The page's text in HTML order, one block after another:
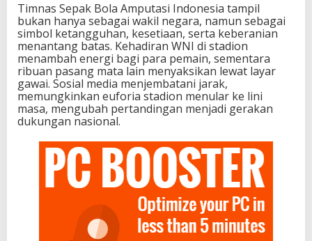
Timnas Sepak Bola Amputasi Indonesia tampil
bukan hanya sebagai wakil negara, namun sebagai
simbol ketangguhan, kesetiaan, serta keberanian
menantang batas. Kehadiran WNI di stadion
menambah energi bagi para pemain, sementara
ribuan pasang mata lain menyaksikan lewat layar
gawai. Sosial media menjembatani jarak,
memungkinkan euforia stadion menular ke lini
masa, mengubah pertandingan menjadi gerakan
dukungan nasional.